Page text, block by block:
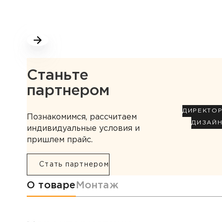
Станьте
партнером
Познакомимся, рассчитаем
индивидуальные условия и
пришлем прайс.
Стать партнером
ДИРЕКТОР
Информация о товаре
О товаре Монтаж